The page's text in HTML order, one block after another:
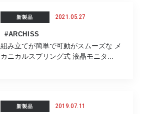
新製品 2021.05.27
#ARCHISS
組み立てが簡単で可動がスムーズな メ
カニカルスプリング式 液晶モニタ...
新製品 2019.07.11